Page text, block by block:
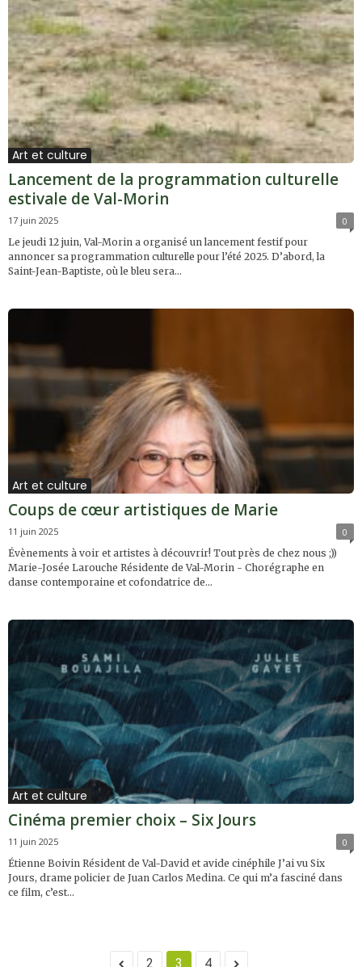
Art et culture
Lancement de la programmation culturelle
estivale de Val-Morin
17 juin 2025
0
Le jeudi 12 juin, Val-Morin a organisé un lancement festif pour
annoncer sa programmation culturelle pour l’été 2025. D’abord, la
Saint-Jean-Baptiste, où le bleu sera...
Art et culture
Coups de cœur artistiques de Marie
11 juin 2025
0
Évènements à voir et artistes à découvrir! Tout près de chez nous ;))
Marie-Josée Larouche Résidente de Val-Morin - Chorégraphe en
danse contemporaine et cofondatrice de...
Art et culture
Cinéma premier choix – Six Jours
11 juin 2025
0
Étienne Boivin Résident de Val-David et avide cinéphile J’ai vu Six
Jours, drame policier de Juan Carlos Medina. Ce qui m’a fasciné dans
ce film, c’est...
2 3 4